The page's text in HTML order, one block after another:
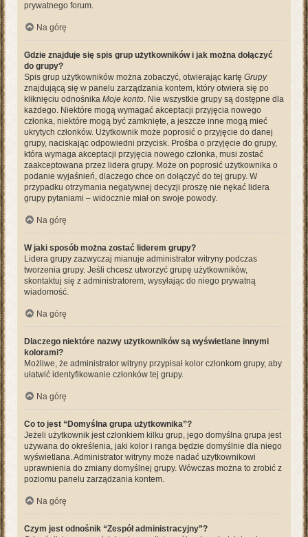
prywatnego forum.
Na górę
Gdzie znajduje się spis grup użytkowników i jak można dołączyć
do grupy?
Spis grup użytkowników można zobaczyć, otwierając kartę Grupy
znajdującą się w panelu zarządzania kontem, który otwiera się po
kliknięciu odnośnika Moje konto. Nie wszystkie grupy są dostępne dla
każdego. Niektóre mogą wymagać akceptacji przyjęcia nowego
członka, niektóre mogą być zamknięte, a jeszcze inne mogą mieć
ukrytych członków. Użytkownik może poprosić o przyjęcie do danej
grupy, naciskając odpowiedni przycisk. Prośba o przyjęcie do grupy,
która wymaga akceptacji przyjęcia nowego członka, musi zostać
zaakceptowana przez lidera grupy. Może on poprosić użytkownika o
podanie wyjaśnień, dlaczego chce on dołączyć do tej grupy. W
przypadku otrzymania negatywnej decyzji proszę nie nękać lidera
grupy pytaniami – widocznie miał on swoje powody.
Na górę
W jaki sposób można zostać liderem grupy?
Lidera grupy zazwyczaj mianuje administrator witryny podczas
tworzenia grupy. Jeśli chcesz utworzyć grupę użytkowników,
skontaktuj się z administratorem, wysyłając do niego prywatną
wiadomość.
Na górę
Dlaczego niektóre nazwy użytkowników są wyświetlane innymi
kolorami?
Możliwe, że administrator witryny przypisał kolor członkom grupy, aby
ułatwić identyfikowanie członków tej grupy.
Na górę
Co to jest “Domyślna grupa użytkownika”?
Jeżeli użytkownik jest członkiem kilku grup, jego domyślna grupa jest
używana do określenia, jaki kolor i ranga będzie domyślnie dla niego
wyświetlana. Administrator witryny może nadać użytkownikowi
uprawnienia do zmiany domyślnej grupy. Wówczas można to zrobić z
poziomu panelu zarządzania kontem.
Na górę
Czym jest odnośnik “Zespół administracyjny”?